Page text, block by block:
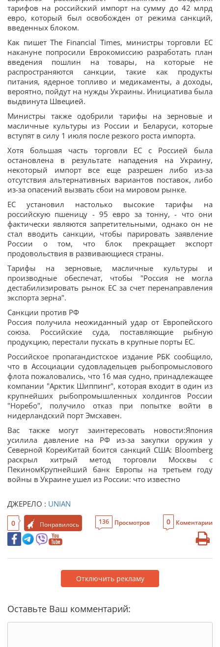
тарифов на российский импорт на сумму до 42 млрд
евро, который был освобожден от режима санкций,
введенных блоком.
Как пишет The Financial Times, министры торговли ЕС
накануне попросили Еврокомиссию разработать план
введения пошлин на товары, на которые не
распространяются санкции, такие как продукты
питания, ядерное топливо и медикаменты, а доходы,
вероятно, пойдут на нужды Украины. Инициатива была
выдвинута Швецией.
Министры также одобрили тарифы на зерновые и
масличные культуры из России и Беларуси, которые
вступят в силу 1 июля после резкого роста импорта.
Хотя большая часть торговли ЕС с Россией была
остановлена в результате нападения на Украину,
некоторый импорт все еще разрешен либо из-за
отсутствия альтернативных вариантов поставок, либо
из-за опасений вызвать сбои на мировом рынке.
ЕС установил настолько высокие тарифы на
российскую пшеницу - 95 евро за тонну, - что они
фактически являются запретительными, однако он не
стал вводить санкции, чтобы парировать заявление
России о том, что блок прекращает экспорт
продовольствия в развивающиеся страны.
Тарифы на зерновые, масличные культуры и
производные обеспечат, чтобы "Россия не могла
дестабилизировать рынок ЕС за счет перенаправления
экспорта зерна".
Санкции против РФ
Россия получила неожиданный удар от Европейского
союза. Российские суда, поставляющие рыбную
продукцию, перестали пускать в крупные порты ЕС.
Российское пропагандистское издание РБК сообщило,
что в Ассоциации судовладельцев рыбопромыслового
флота пожаловались, что 16 мая судно, принадлежащее
компании "Арктик Шиппинг", которая входит в один из
крупнейших рыбопромышленных холдингов России
"Норебо", получило отказ при попытке войти в
нидерландский порт Эмсхавен.
Вас также могут заинтересовать новости:Япония
усилила давление на РФ из-за закупки оружия у
Северной КореиКитай боится санкций США: Bloomberg
раскрыл хитрый метод торговли Москвы с
ПекиномКрупнейший банк Европы на третьем году
войны в Украине ушел из России: что известно
ДЖЕРЕЛО : UNIAN
0 Понравилось 136 Просмотров 0 Коментарии
Отключить рекламу
Оставьте Ваш комментарий: